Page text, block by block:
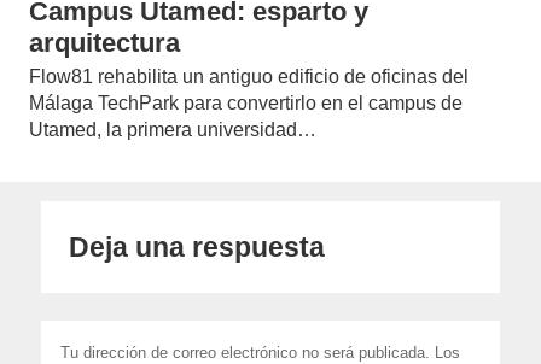
Campus Utamed: esparto y
arquitectura
Flow81 rehabilita un antiguo edificio de oficinas del
Málaga TechPark para convertirlo en el campus de
Utamed, la primera universidad…
Deja una respuesta
Tu dirección de correo electrónico no será publicada.
Los